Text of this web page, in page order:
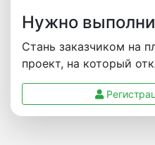
Нужно
Стань заказчиком на
проект, на который